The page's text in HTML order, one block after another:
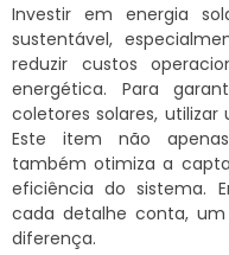
Investir em energia
sustentável,
reduzir custos
energética. Para
coletores solares,
Este item não
também otimiza a
eficiência do sistema.
cada detalhe conta,
diferença.